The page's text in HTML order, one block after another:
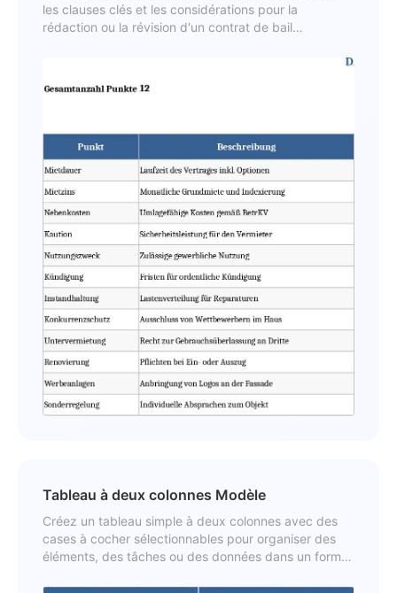
les clauses clés et les considérations pour la
rédaction ou la révision d'un contrat de bail
Tableau à deux colonnes Modèle
Créez un tableau simple à deux colonnes avec des
cases à cocher sélectionnables pour organiser des
éléments, des tâches ou des données dans un format